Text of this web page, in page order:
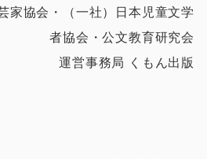
家協会・（一社）日本児童文学
者協会・公文教育研究会
運営事務局 くもん出版